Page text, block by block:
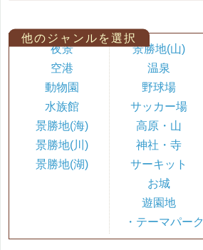
他のジャンルを選択
夜景
空港
動物園
水族館
景勝地(海)
景勝地(川)
景勝地(湖)
景勝地(山)
温泉
野球場
サッカー場
高原・山
神社・寺
サーキット
お城
遊園地
・テーマパーク